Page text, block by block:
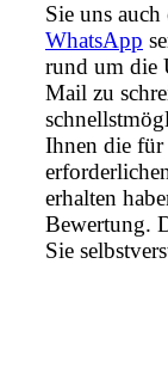
Sie uns
WhatsApp
rund um die
Mail zu
Ihnen die für
erhalten
Bewertung.
Sie